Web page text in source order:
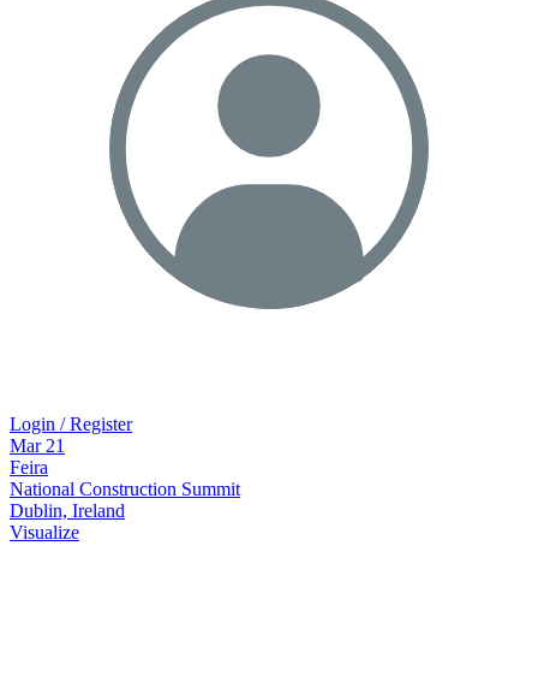
Login / Register
Mar 21
Feira
National Construction Summit
Dublin, Ireland
Visualize